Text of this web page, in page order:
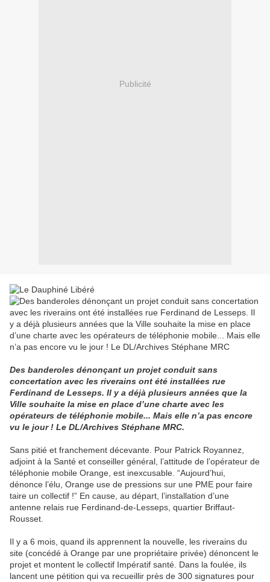
Publicité
Des banderoles dénonçant un projet conduit sans
concertation avec les riverains ont été installées rue
Ferdinand de Lesseps. Il y a déjà plusieurs années que la
Ville souhaite la mise en place d’une charte avec les
opérateurs de téléphonie mobile... Mais elle n’a pas encore
vu le jour ! Le DL/Archives Stéphane MRC.
Sans pitié et franchement décevante. Pour Patrick Royannez,
adjoint à la Santé et conseiller général, l’attitude de l’opérateur de
téléphonie mobile Orange, est inexcusable. “Aujourd’hui,
dénonce l’élu, Orange use de pressions sur une PME pour faire
taire un collectif !” En cause, au départ, l’installation d’une
antenne relais rue Ferdinand-de-Lesseps, quartier Briffaut-
Rousset.
Il y a 6 mois, quand ils apprennent la nouvelle, les riverains du
site (concédé à Orange par une propriétaire privée) dénoncent le
projet et montent le collectif Impératif santé. Dans la foulée, ils
lancent une pétition qui va recueillir près de 300 signatures pour